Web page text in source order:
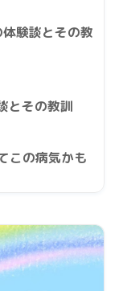
験談とその教
とその教訓
この病気かも